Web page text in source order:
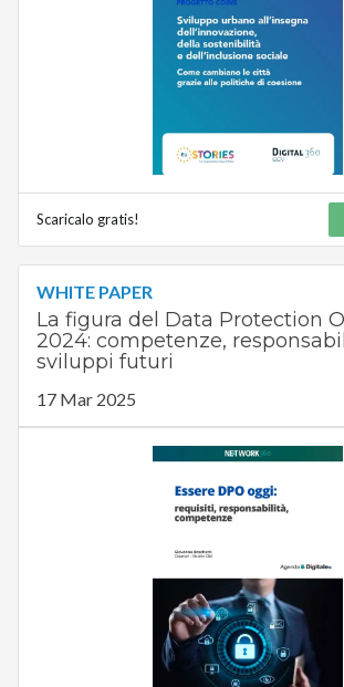
Scaricalo gratis!
WHITE PAPER
La figura del Data Protection
2024: competenze,
sviluppi futuri
17 Mar 2025